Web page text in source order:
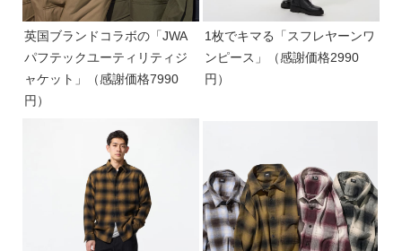
英国ブランドコラボの「JWA
パフテックユーティリティジ
ャケット」（感謝価格7990
円）
1枚でキマる「スフレヤーンワ
ンピース」（感謝価格2990
円）